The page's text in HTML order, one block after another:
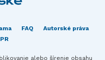
FAQ
Autorské práva
alebo šírenie obsahu